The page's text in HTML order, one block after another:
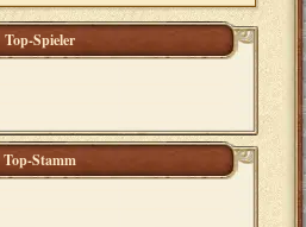
Top-Spieler
Top-Stamm